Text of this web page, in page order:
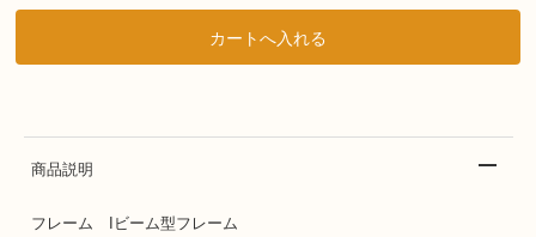
商品説明
フレーム Iビーム型フレーム